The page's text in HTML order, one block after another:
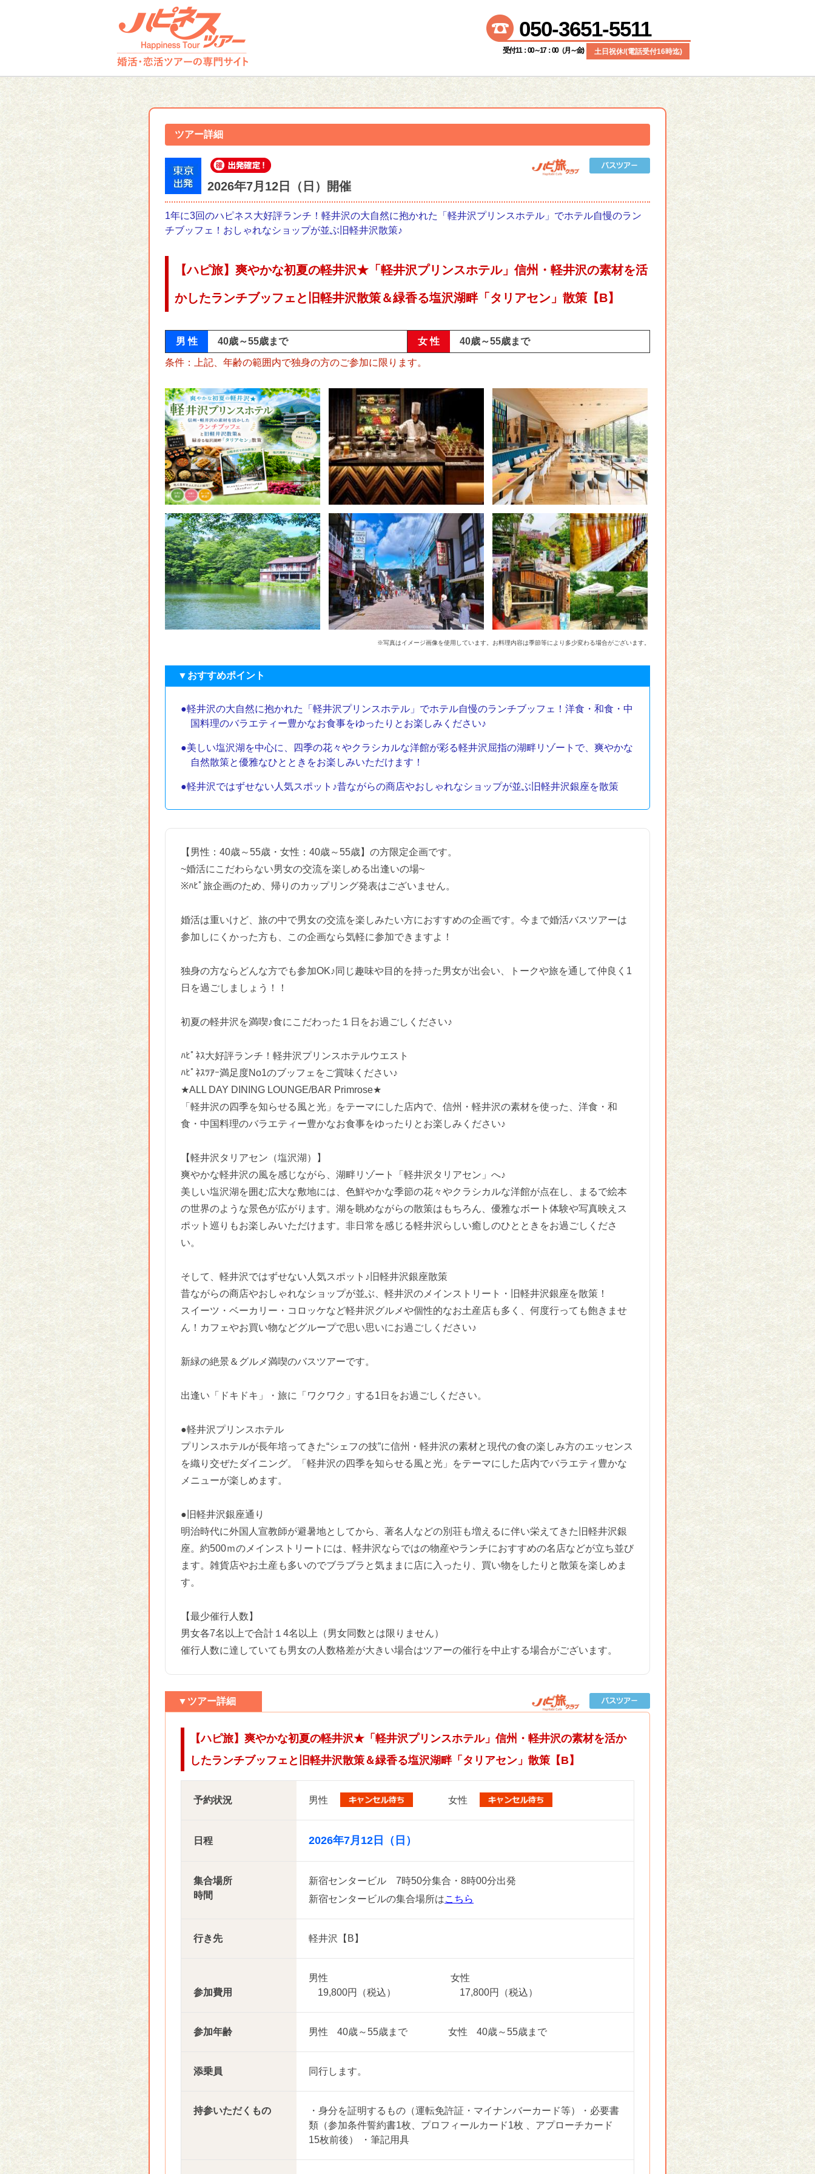
050-3651-5511
受付 11：00～17：00（月～金) 土日祝休/(電話受付16時迄)
ツアー詳細
2026年7月12日（日）開催
1年に3回のハピネス大好評ランチ！軽井沢の大自然に抱かれた「軽井沢プリンスホテル」でホテル自慢のラン
チブッフェ！おしゃれなショップが並ぶ旧軽井沢散策♪
【ハピ旅】爽やかな初夏の軽井沢★「軽井沢プリンスホテル」信州・軽井沢の素材を活
かしたランチブッフェと旧軽井沢散策＆緑香る塩沢湖畔「タリアセン」散策【B】
男 性 40歳～55歳まで 女 性 40歳～55歳まで
条件：上記、年齢の範囲内で独身の方のご参加に限ります。
※写真はイメージ画像を使用しています。お料理内容は季節等により多少変わる場合がございます。
▼おすすめポイント
●軽井沢の大自然に抱かれた「軽井沢プリンスホテル」でホテル自慢のランチブッフェ！洋食・和食・中
国料理のバラエティー豊かなお食事をゆったりとお楽しみください♪
●美しい塩沢湖を中心に、四季の花々やクラシカルな洋館が彩る軽井沢屈指の湖畔リゾートで、爽やかな
自然散策と優雅なひとときをお楽しみいただけます！
●軽井沢ではずせない人気スポット♪昔ながらの商店やおしゃれなショップが並ぶ旧軽井沢銀座を散策
【男性：40歳～55歳・女性：40歳～55歳】の方限定企画です。
~婚活にこだわらない男女の交流を楽しめる出逢いの場~
※ﾊﾋﾟ旅企画のため、帰りのカップリング発表はございません。
婚活は重いけど、旅の中で男女の交流を楽しみたい方におすすめの企画です。今まで婚活バスツアーは
参加しにくかった方も、この企画なら気軽に参加できますよ！
独身の方ならどんな方でも参加OK♪同じ趣味や目的を持った男女が出会い、トークや旅を通して仲良く1
日を過ごしましょう！！
初夏の軽井沢を満喫♪食にこだわった１日をお過ごしください♪
ﾊﾋﾟﾈｽ大好評ランチ！軽井沢プリンスホテルウエスト
ﾊﾋﾟﾈｽﾂｱｰ満足度No1のブッフェをご賞味ください♪
★ALL DAY DINING LOUNGE/BAR Primrose★
「軽井沢の四季を知らせる風と光」をテーマにした店内で、信州・軽井沢の素材を使った、洋食・和
食・中国料理のバラエティー豊かなお食事をゆったりとお楽しみください♪
【軽井沢タリアセン（塩沢湖）】
爽やかな軽井沢の風を感じながら、湖畔リゾート「軽井沢タリアセン」へ♪
美しい塩沢湖を囲む広大な敷地には、色鮮やかな季節の花々やクラシカルな洋館が点在し、まるで絵本
の世界のような景色が広がります。湖を眺めながらの散策はもちろん、優雅なボート体験や写真映えス
ポット巡りもお楽しみいただけます。非日常を感じる軽井沢らしい癒しのひとときをお過ごしくださ
い。
そして、軽井沢ではずせない人気スポット♪旧軽井沢銀座散策
昔ながらの商店やおしゃれなショップが並ぶ、軽井沢のメインストリート・旧軽井沢銀座を散策！
スイーツ・ベーカリー・コロッケなど軽井沢グルメや個性的なお土産店も多く、何度行っても飽きませ
ん！カフェやお買い物などグループで思い思いにお過ごしください♪
新緑の絶景＆グルメ満喫のバスツアーです。
出逢い「ドキドキ」・旅に「ワクワク」する1日をお過ごしください。
●軽井沢プリンスホテル
プリンスホテルが長年培ってきた“シェフの技”に信州・軽井沢の素材と現代の食の楽しみ方のエッセンス
を織り交ぜたダイニング。「軽井沢の四季を知らせる風と光」をテーマにした店内でバラエティ豊かな
メニューが楽しめます。
●旧軽井沢銀座通り
明治時代に外国人宣教師が避暑地としてから、著名人などの別荘も増えるに伴い栄えてきた旧軽井沢銀
座。約500ｍのメインストリートには、軽井沢ならではの物産やランチにおすすめの名店などが立ち並び
ます。雑貨店やお土産も多いのでブラブラと気ままに店に入ったり、買い物をしたりと散策を楽しめま
す。
【最少催行人数】
男女各7名以上で合計１4名以上（男女同数とは限りません）
催行人数に達していても男女の人数格差が大きい場合はツアーの催行を中止する場合がございます。
▼ツアー詳細
【ハピ旅】爽やかな初夏の軽井沢★「軽井沢プリンスホテル」信州・軽井沢の素材を活か
したランチブッフェと旧軽井沢散策＆緑香る塩沢湖畔「タリアセン」散策【B】
予約状況 男性 女性
日程 2026年7月12日（日）
集合場所
時間
新宿センタービル 7時50分集合・8時00分出発
新宿センタービルの集合場所はこちら
行き先 軽井沢【B】
参加費用
男性
19,800円（税込）
女性
17,800円（税込）
参加年齢 男性 40歳～55歳まで 女性 40歳～55歳まで
添乗員 同行します。
持参いただくもの
・身分を証明するもの（運転免許証・マイナンバーカード等）・必要書
類（参加条件誓約書1枚、プロフィールカード1枚 、アプローチカード
15枚前後） ・筆記用具